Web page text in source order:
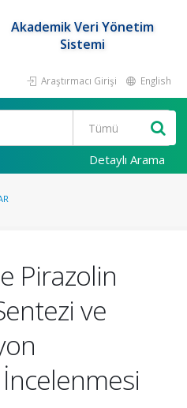
Akademik Veri Yönetim
Sistemi
Araştırmacı Girişi English
Detaylı Arama
Pirazolin
ve